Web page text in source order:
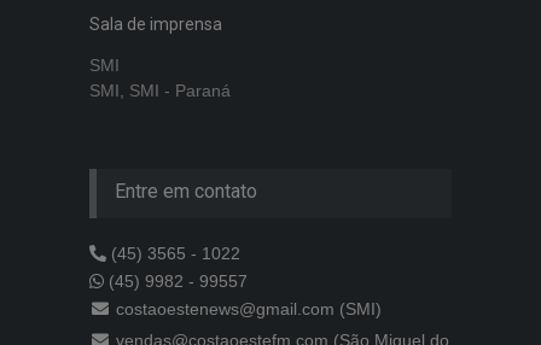
Sala de imprensa
SMI
SMI, SMI - Paraná
Entre em contato
(45) 3565 - 1022
(45) 9982 - 99557
costaoestenews@gmail.com (SMI)
vendas@costaoestefm.com (São Miguel do